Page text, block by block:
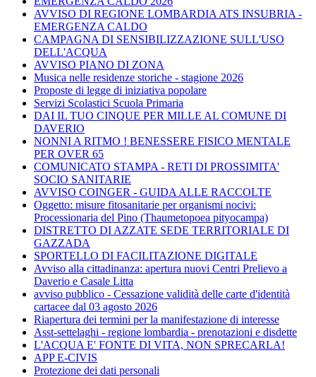
AVVISO DI REGIONE LOMBARDIA ATS INSUBRIA -
EMERGENZA CALDO
CAMPAGNA DI SENSIBILIZZAZIONE SULL'USO
DELL'ACQUA
AVVISO PIANO DI ZONA
Musica nelle residenze storiche - stagione 2026
Proposte di legge di iniziativa popolare
Servizi Scolastici Scuola Primaria
DAI IL TUO CINQUE PER MILLE AL COMUNE DI
DAVERIO
NONNI A RITMO ! BENESSERE FISICO MENTALE
PER OVER 65
COMUNICATO STAMPA - RETI DI PROSSIMITA'
SOCIO SANITARIE
AVVISO COINGER - GUIDA ALLE RACCOLTE
Oggetto: misure fitosanitarie per organismi nocivi:
Processionaria del Pino (Thaumetopoea pityocampa)
DISTRETTO DI AZZATE SEDE TERRITORIALE DI
GAZZADA
SPORTELLO DI FACILITAZIONE DIGITALE
Avviso alla cittadinanza: apertura nuovi Centri Prelievo a
Daverio e Casale Litta
avviso pubblico - Cessazione validità delle carte d'identità
cartacee dal 03 agosto 2026
Riapertura dei termini per la manifestazione di interesse
Asst-settelaghi - regione lombardia - prenotazioni e disdette
L'ACQUA E' FONTE DI VITA, NON SPRECARLA!
APP E-CIVIS
Protezione dei dati personali